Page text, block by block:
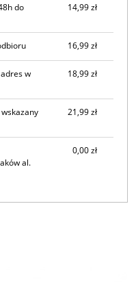
do
14,99 zł
16,99 zł
w
18,99 zł
21,99 zł
al.
0,00 zł